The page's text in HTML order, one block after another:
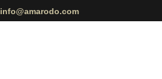
info@amarodo.com